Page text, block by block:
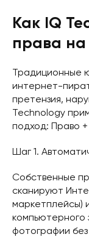
Как IQ
права
Традиционные
интернет-
претензия,
Technology
подход: Право +
Шаг 1.
Собственные
сканируют
маркетплейсы)
компьютерного
фотографии